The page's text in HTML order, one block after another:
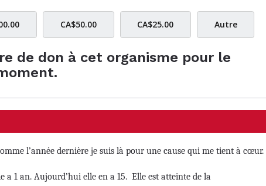
CA$50.00 CA$25.00 Autre
de don à cet organisme pour le
l’année dernière je suis là pour une cause qui me tient à cœur.
a 1 an. Aujourd’hui elle en a 15. Elle est atteinte de la